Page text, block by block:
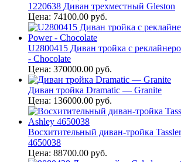
1220638 Диван трехместный Gleston
Цена: 74100.00 руб.
U2800415 Диван тройка с
- Chocolate
Цена: 370000.00 руб.
Диван тройка Dramatic — Granite
Цена: 136000.00 руб.
Восхитительный диван-тройка
4650038
Цена: 88700.00 руб.